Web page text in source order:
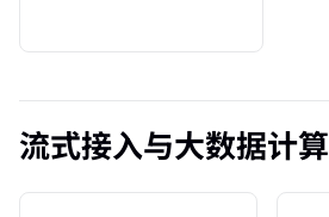
流式接入与大数据计算